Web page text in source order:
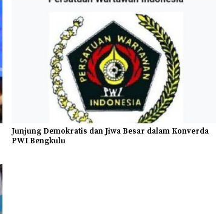
Junjung Demokratis dan Jiwa Besar dalam Konverda
PWI Bengkulu